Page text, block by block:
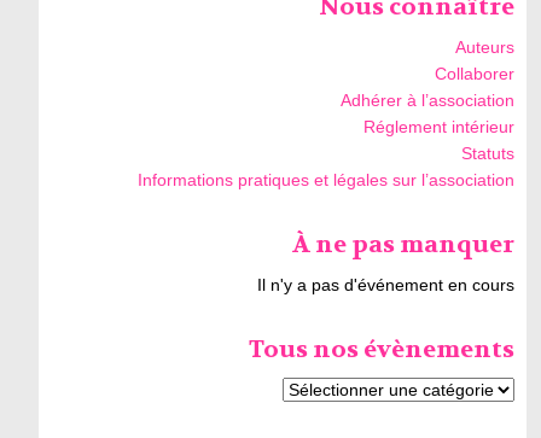
Nous connaître
Auteurs
Collaborer
Adhérer à l’association
Réglement intérieur
Statuts
Informations pratiques et légales sur l’association
À ne pas manquer
Il n'y a pas d'événement en cours
Tous nos évènements